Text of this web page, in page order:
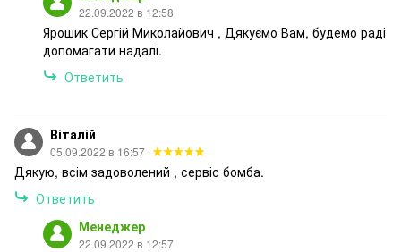
22.09.2022 в 12:58
Ярошик Сергій Миколайович , Дякуємо Вам, будемо раді
допомагати надалі.
Ответить
Віталій
05.09.2022 в 16:57
Дякую, всім задоволений , сервіс бомба.
Ответить
Менеджер
22.09.2022 в 12:57